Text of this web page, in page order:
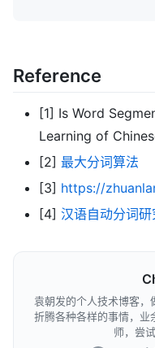
Reference
[1] Is Word
Learning of
[2] 最大分词算法
[3] https://
[4] 汉语自动分词
袁朝发的个人技术博客
折腾各种各样的事情，业
师，尝